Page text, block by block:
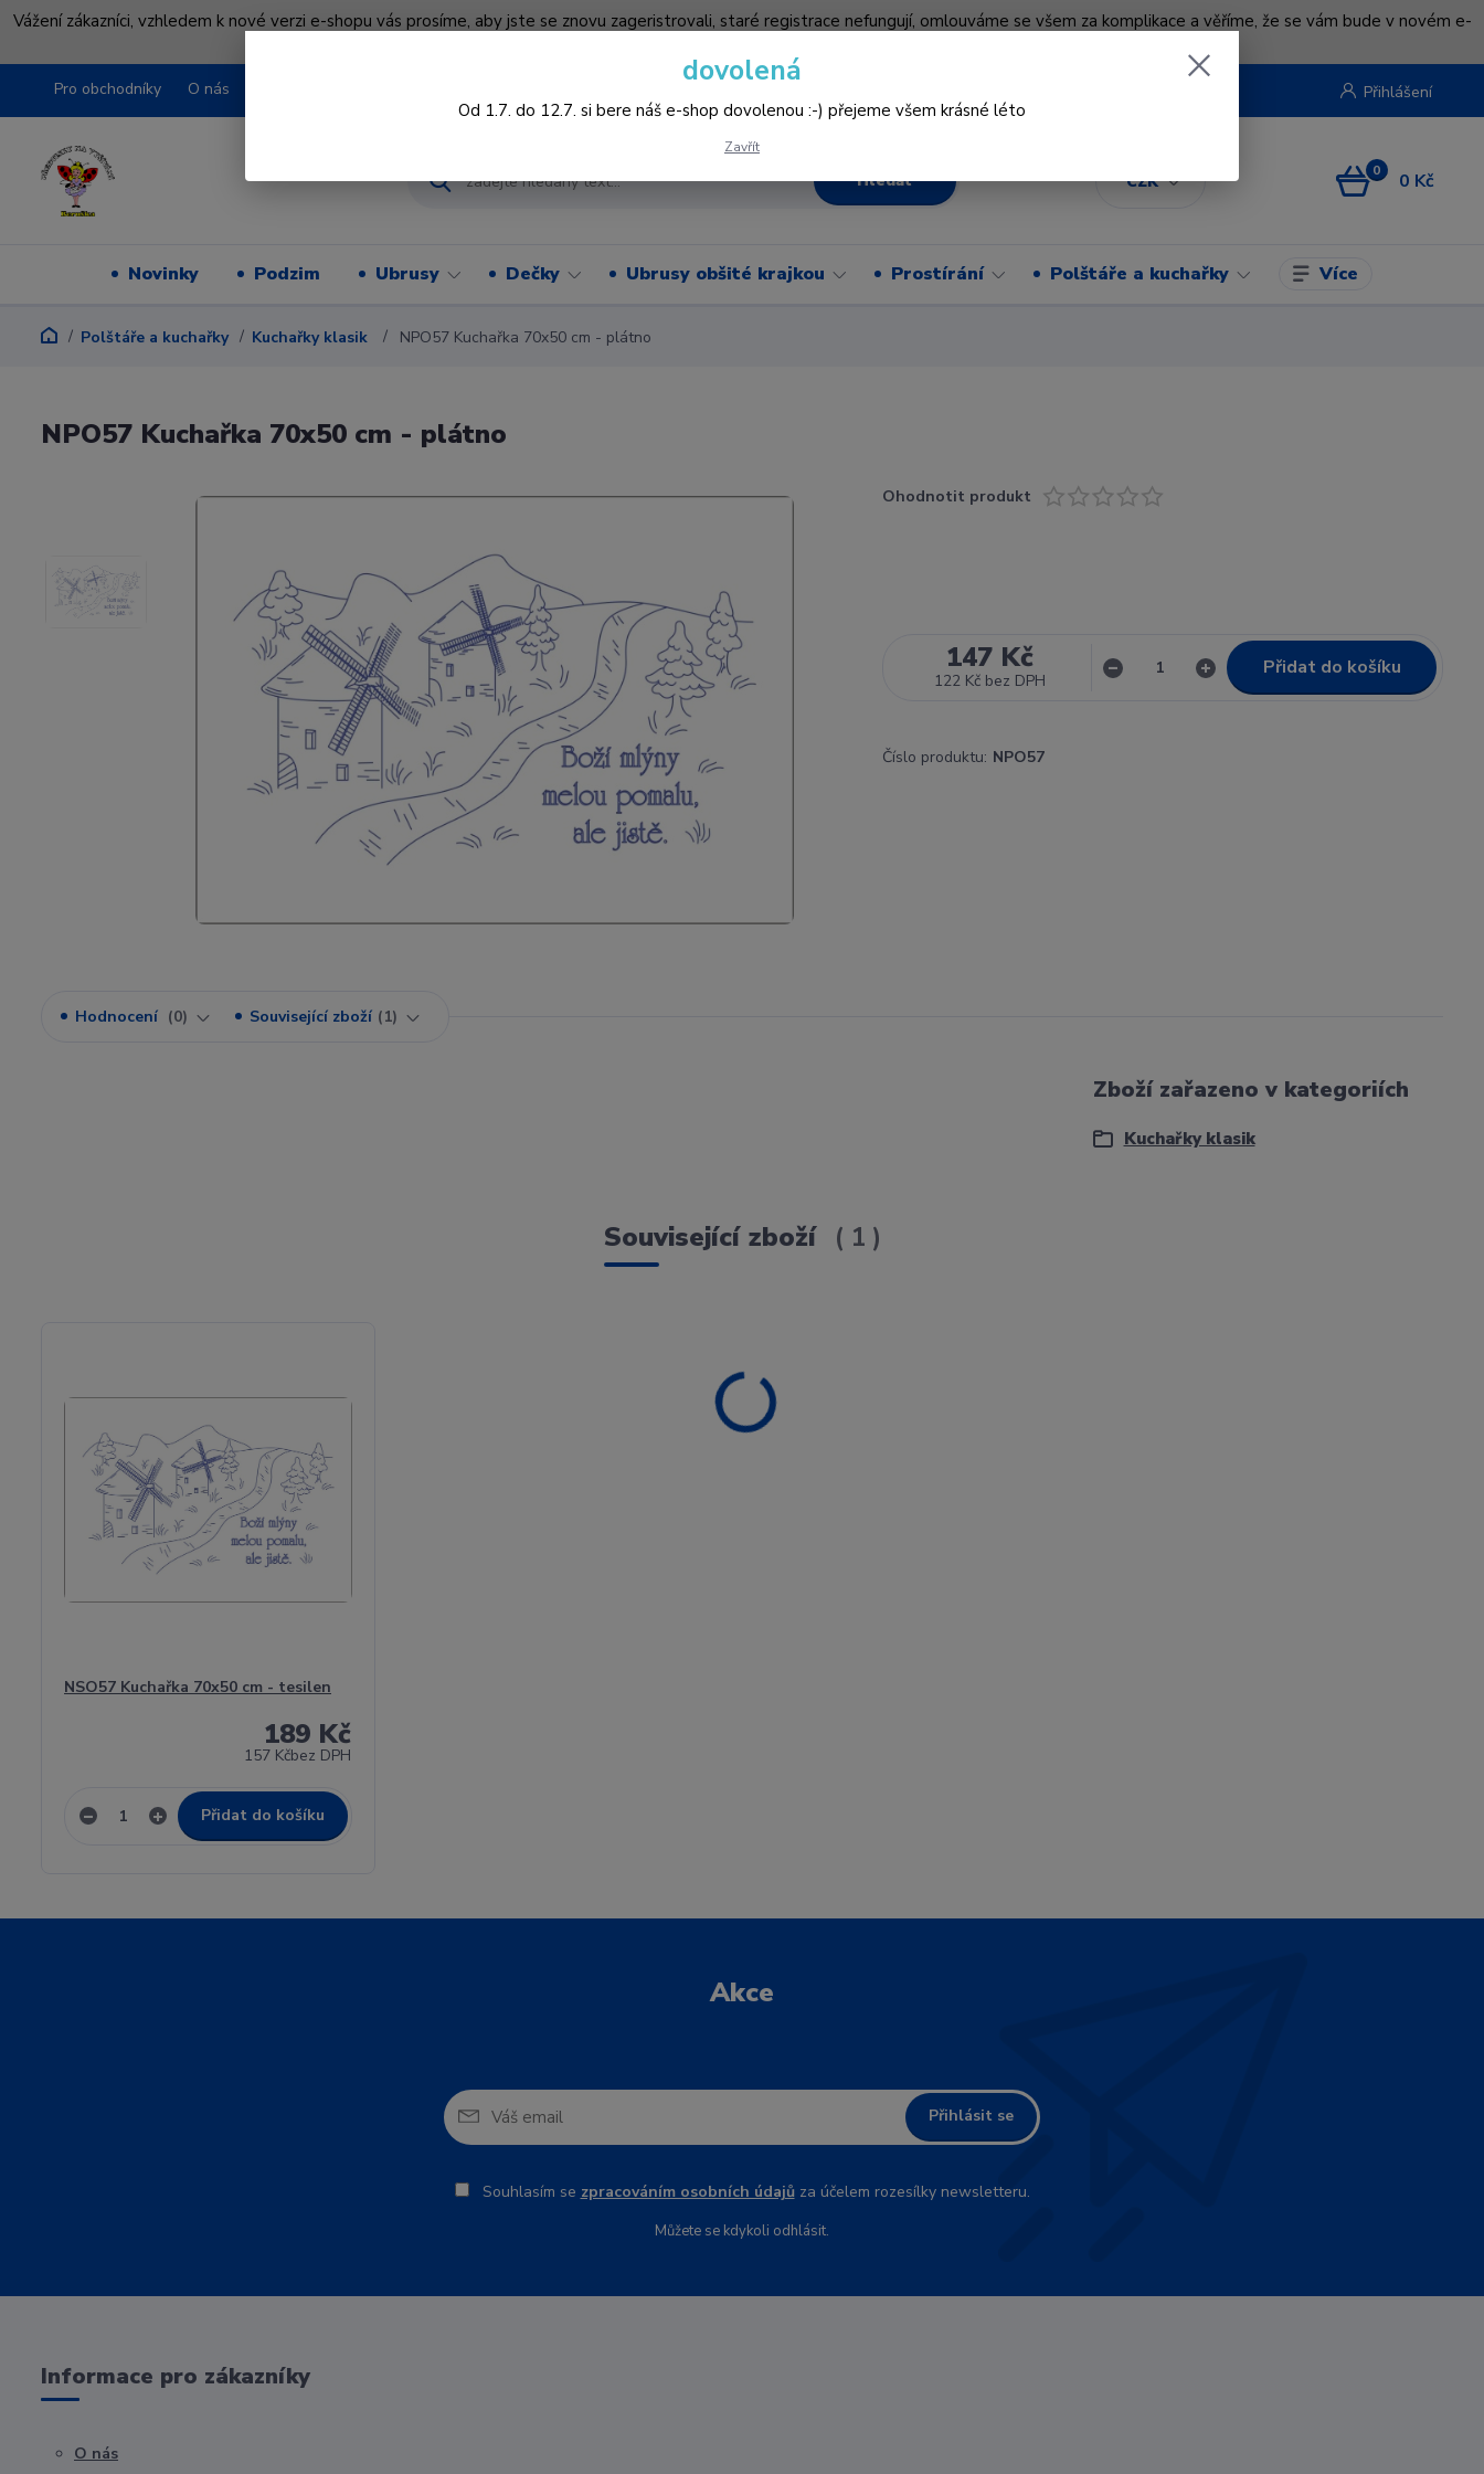
Vážení zákazníci, vzhledem k nové verzi e-shopu vás prosíme, aby jste se znovu zageristrovali, staré registrace nefungují, omlouváme se všem za komplikace a věříme, že se vám bude v novém e-
Pro obchodníky O nás
CZK
Přihlášení
Hledat 0 0 Kč
Novinky Podzim Ubrusy Dečky Ubrusy obšité krajkou Prostírání Polštáře a kuchařky Více
Polštáře a kuchařky Kuchařky klasik NPO57 Kuchařka 70x50 cm - plátno
NPO57 Kuchařka 70x50 cm - plátno
Ohodnotit produkt
147 Kč
122 Kč bez DPH
Přidat do košíku
Číslo produktu: NPO57
Hodnocení 0 Související zboží 1
Zboží zařazeno v kategoriích
Kuchařky klasik
Související zboží 1
NSO57 Kuchařka 70x50 cm - tesilen
189 Kč
157 Kčbez DPH
Přidat do košíku
Akce
Přihlásit se
Souhlasím se zpracováním osobních údajůza účelem rozesílky newsletteru.
Můžete se kdykoli odhlásit.
Informace pro zákazníky
O nás
dovolená
Od 1.7. do 12.7. si bere náš e-shop dovolenou :-) přejeme všem krásné léto
Zavřít